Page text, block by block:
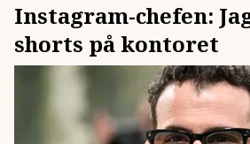
Instagram-chefen:
shorts på kontoret